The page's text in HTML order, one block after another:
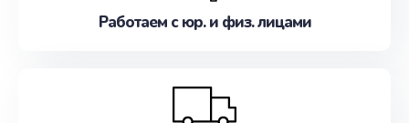
Работаем с юр. и физ. лицами